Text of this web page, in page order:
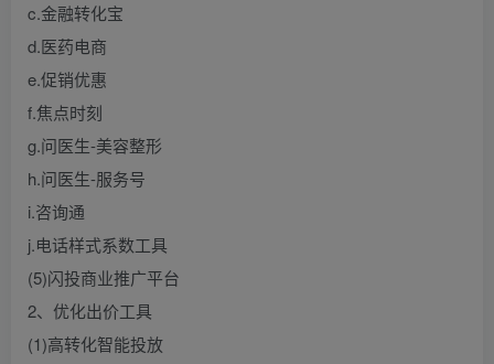
c.金融转化宝
d.医药电商
e.促销优惠
f.焦点时刻
g.问医生-美容整形
h.问医生-服务号
i.咨询通
j.电话样式系数工具
(5)闪投商业推广平台
2、优化出价工具
(1)高转化智能投放